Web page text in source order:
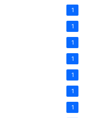
1
1
1
1
1
1
1